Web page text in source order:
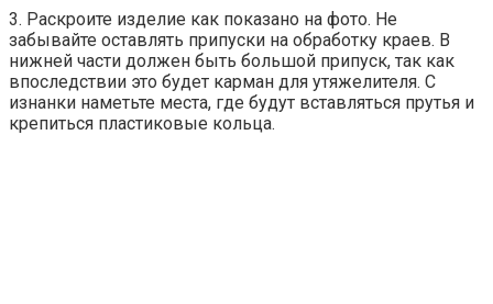
3. Раскроите изделие как показано на фото. Не
забывайте оставлять припуски на обработку краев. В
нижней части должен быть большой припуск, так как
впоследствии это будет карман для утяжелителя. С
изнанки наметьте места, где будут вставляться прутья и
крепиться пластиковые кольца.